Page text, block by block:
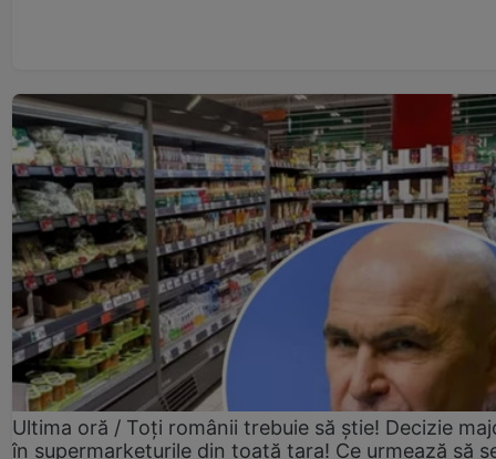
Ultima oră / Toți românii trebuie să știe! Decizie
în supermarketurile din toată țara! Ce urmează să